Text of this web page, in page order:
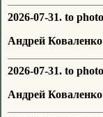
2026-07-31. to
Андрей
2026-07-31. to
Андрей